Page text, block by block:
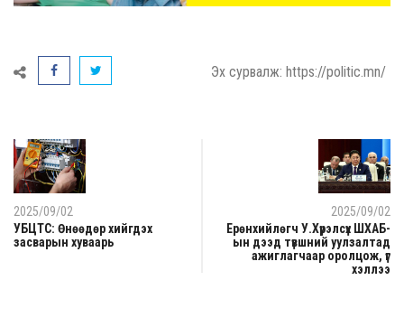
Эх сурвалж: https://politic.mn/
2025/09/02
УБЦТС: Өнөөдөр хийгдэх
засварын хуваарь
2025/09/02
Ерөнхийлөгч У.Хүрэлсүх ШХАБ-
ын дээд түвшний уулзалтад
ажиглагчаар оролцож, үг
хэллээ